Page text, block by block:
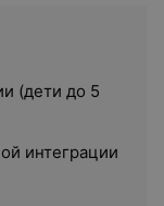
(дети до 5
интеграции